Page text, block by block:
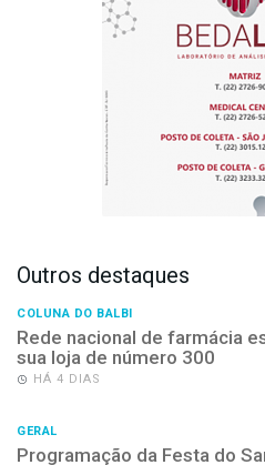
Outros destaques
COLUNA DO BALBI
Rede nacional de farmácia
sua loja de número 300
HÁ 4 DIAS
GERAL
Programação da Festa do